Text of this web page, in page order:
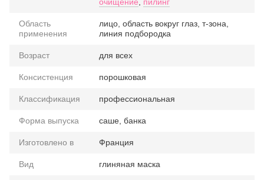
Область
применения
лицо, область вокруг глаз, т-зона,
линия подбородка
Возраст для всех
Консистенция порошковая
Классификация профессиональная
Форма выпуска саше, банка
Изготовлено в Франция
Вид глиняная маска